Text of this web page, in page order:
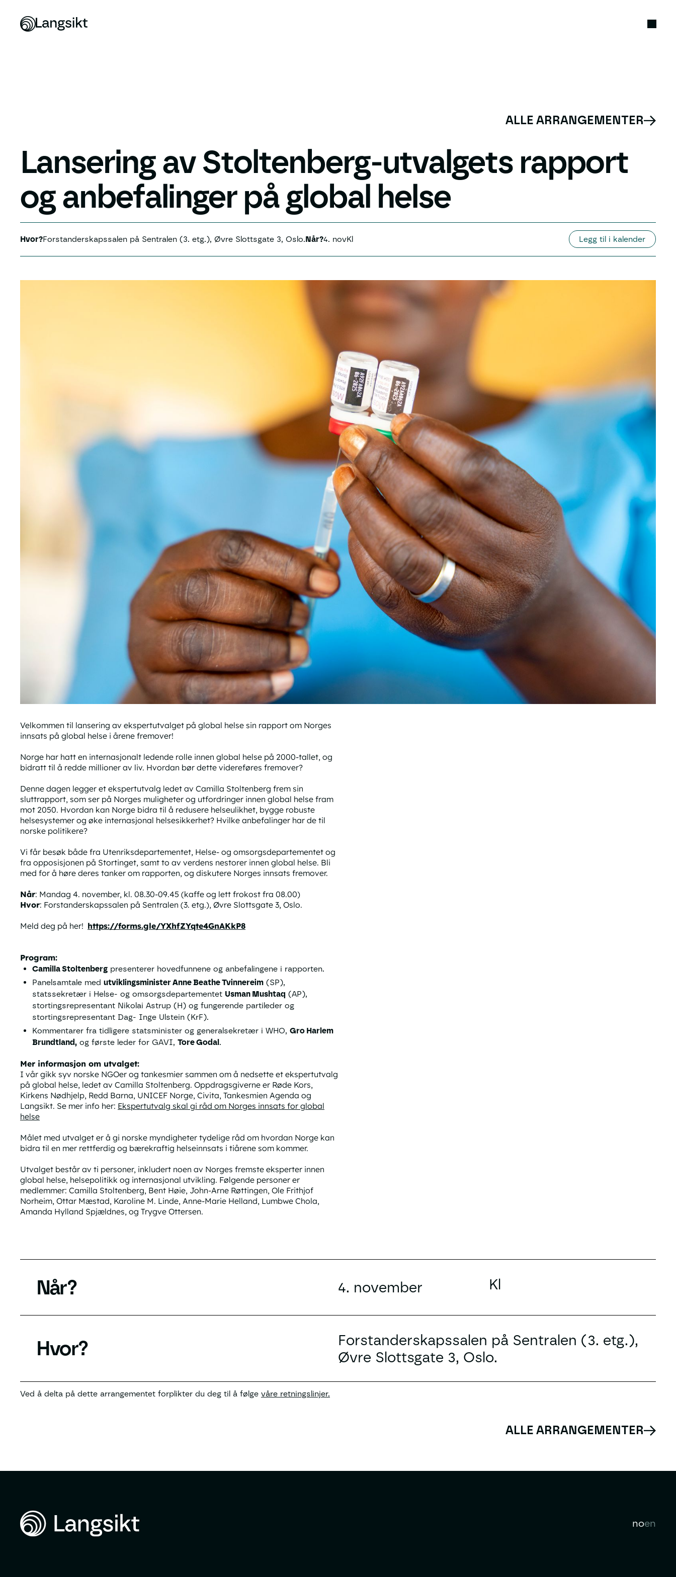
ALLE ARRANGEMENTER
Lansering av Stoltenberg-utvalgets rapport
og anbefalinger på global helse
Hvor?Forstanderskapssalen på Sentralen (3. etg.), Øvre Slottsgate 3, Oslo.Når?4. novKl Legg til i kalender
Velkommen til lansering av ekspertutvalget på global helse sin rapport om Norges
innsats på global helse i årene fremover!
Norge har hatt en internasjonalt ledende rolle innen global helse på 2000-tallet, og
bidratt til å redde millioner av liv. Hvordan bør dette videreføres fremover?
Denne dagen legger et ekspertutvalg ledet av Camilla Stoltenberg frem sin
sluttrapport, som ser på Norges muligheter og utfordringer innen global helse fram
mot 2050. Hvordan kan Norge bidra til å redusere helseulikhet, bygge robuste
helsesystemer og øke internasjonal helsesikkerhet? Hvilke anbefalinger har de til
norske politikere?
Vi får besøk både fra Utenriksdepartementet, Helse- og omsorgsdepartementet og
fra opposisjonen på Stortinget, samt to av verdens nestorer innen global helse. Bli
med for å høre deres tanker om rapporten, og diskutere Norges innsats fremover.
Når: Mandag 4. november, kl. 08.30-09.45 (kaffe og lett frokost fra 08.00)
Hvor: Forstanderskapssalen på Sentralen (3. etg.), Øvre Slottsgate 3, Oslo.
Meld deg på her! https://forms.gle/YXhfZYqte4GnAKkP8
Program:
Camilla Stoltenbergpresenterer hovedfunnene og anbefalingene i rapporten.
Panelsamtale med utviklingsminister Anne Beathe Tvinnereim(SP),
statssekretær i Helse- og omsorgsdepartementet Usman Mushtaq (AP),
stortingsrepresentant Nikolai Astrup (H) og fungerende partileder og
stortingsrepresentant Dag- Inge Ulstein (KrF).
Kommentarer fra tidligere statsminister og generalsekretær i WHO, Gro Harlem
Brundtland,og første leder for GAVI, Tore Godal.
Mer informasjon om utvalget:
I vår gikk syv norske NGOer og tankesmier sammen om å nedsette et ekspertutvalg
på global helse, ledet av Camilla Stoltenberg. Oppdragsgiverne er Røde Kors,
Kirkens Nødhjelp, Redd Barna, UNICEF Norge, Civita, Tankesmien Agenda og
Langsikt. Se mer info her: Ekspertutvalg skal gi råd om Norges innsats for global
helse
Målet med utvalget er å gi norske myndigheter tydelige råd om hvordan Norge kan
bidra til en mer rettferdig og bærekraftig helseinnsats i tiårene som kommer.
Utvalget består av ti personer, inkludert noen av Norges fremste eksperter innen
global helse, helsepolitikk og internasjonal utvikling. Følgende personer er
medlemmer: Camilla Stoltenberg, Bent Høie, John-Arne Røttingen, Ole Frithjof
Norheim, Ottar Mæstad, Karoline M. Linde, Anne-Marie Helland, Lumbwe Chola,
Amanda Hylland Spjældnes, og Trygve Ottersen.
Når? 4. november Kl
Hvor?
Forstanderskapssalen på Sentralen (3. etg.),
Øvre Slottsgate 3, Oslo.
Ved å delta på dette arrangementet forplikter du deg til å følge våre retningslinjer.
ALLE ARRANGEMENTER
noen